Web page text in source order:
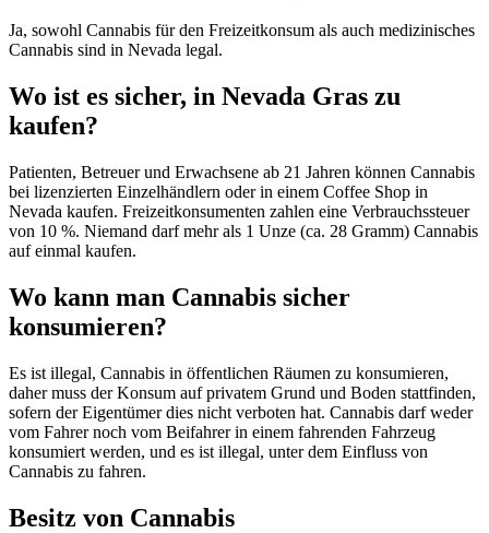
Ja, sowohl Cannabis für den Freizeitkonsum als auch medizinisches
Cannabis sind in Nevada legal.
Wo ist es sicher, in Nevada Gras zu
kaufen?
Patienten, Betreuer und Erwachsene ab 21 Jahren können Cannabis
bei lizenzierten Einzelhändlern oder in einem Coffee Shop in
Nevada kaufen. Freizeitkonsumenten zahlen eine Verbrauchssteuer
von 10 %. Niemand darf mehr als 1 Unze (ca. 28 Gramm) Cannabis
auf einmal kaufen.
Wo kann man Cannabis sicher
konsumieren?
Es ist illegal, Cannabis in öffentlichen Räumen zu konsumieren,
daher muss der Konsum auf privatem Grund und Boden stattfinden,
sofern der Eigentümer dies nicht verboten hat. Cannabis darf weder
vom Fahrer noch vom Beifahrer in einem fahrenden Fahrzeug
konsumiert werden, und es ist illegal, unter dem Einfluss von
Cannabis zu fahren.
Besitz von Cannabis